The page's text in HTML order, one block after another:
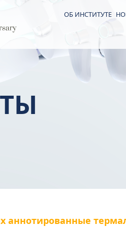
ОБ ИНСТИТУТЕ
аннотированные